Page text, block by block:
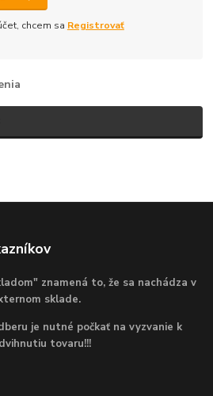
chcem sa Registrovať
znamená to, že sa nachádza v
sklade.
je nutné počkať na vyzvanie k
tovaru!!!